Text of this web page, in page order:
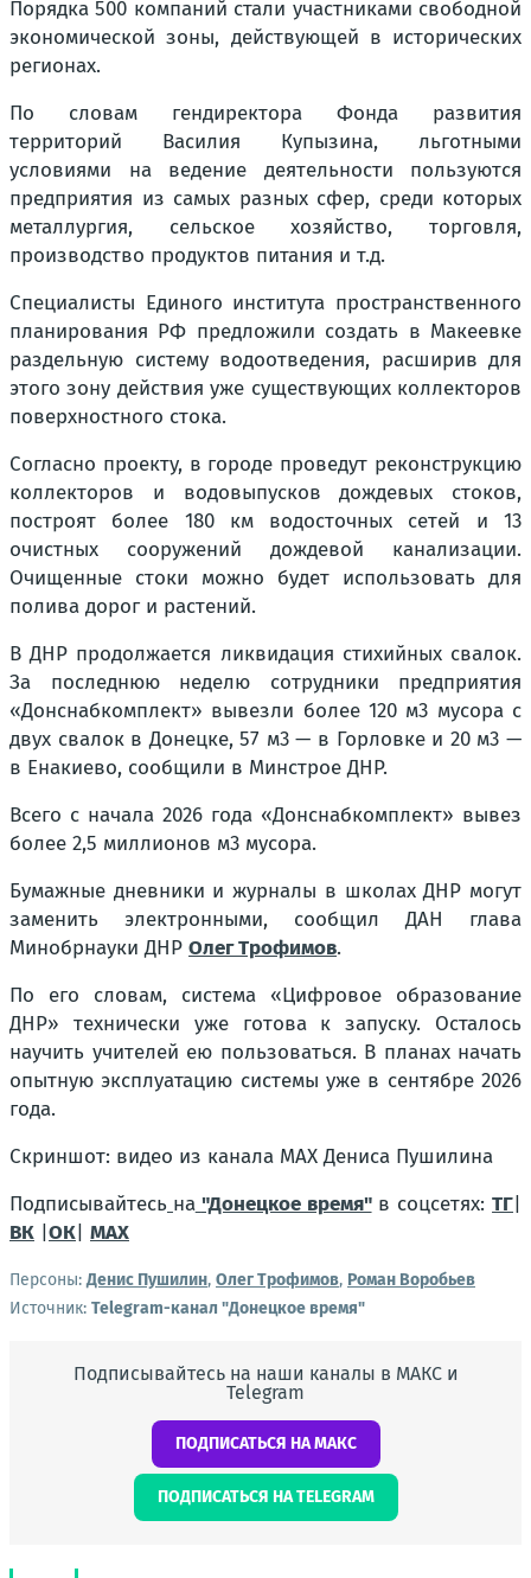
Порядка 500 компаний стали участниками свободной
экономической зоны, действующей в исторических
регионах.
По словам гендиректора Фонда развития
территорий Василия Купызина, льготными
условиями на ведение деятельности пользуются
предприятия из самых разных сфер, среди которых
металлургия, сельское хозяйство, торговля,
производство продуктов питания и т.д.
Специалисты Единого института пространственного
планирования РФ предложили создать в Макеевке
раздельную систему водоотведения, расширив для
этого зону действия уже существующих коллекторов
поверхностного стока.
Согласно проекту, в городе проведут реконструкцию
коллекторов и водовыпусков дождевых стоков,
построят более 180 км водосточных сетей и 13
очистных сооружений дождевой канализации.
Очищенные стоки можно будет использовать для
полива дорог и растений.
В ДНР продолжается ликвидация стихийных свалок.
За последнюю неделю сотрудники предприятия
«Донснабкомплект» вывезли более 120 м3 мусора с
двух свалок в Донецке, 57 м3 — в Горловке и 20 м3 —
в Енакиево, сообщили в Минстрое ДНР.
Всего с начала 2026 года «Донснабкомплект» вывез
более 2,5 миллионов м3 мусора.
Бумажные дневники и журналы в школах ДНР могут
заменить электронными, сообщил ДАН глава
Минобрнауки ДНР Олег Трофимов.
По его словам, система «Цифровое образование
ДНР» технически уже готова к запуску. Осталось
научить учителей ею пользоваться. В планах начать
опытную эксплуатацию системы уже в сентябре 2026
года.
Скриншот: видео из канала MAX Дениса Пушилина
Подписывайтесь на "Донецкое время"в соцсетях:ТГ
ВК ОК МАХ
Персоны: Денис Пушилин, Олег Трофимов, Роман Воробьев
Источник: Telegram-канал "Донецкое время"
Подписывайтесь на наши каналы в МАКС и
Telegram
ПОДПИСАТЬСЯ НА МАКС
ПОДПИСАТЬСЯ НА TELEGRAM